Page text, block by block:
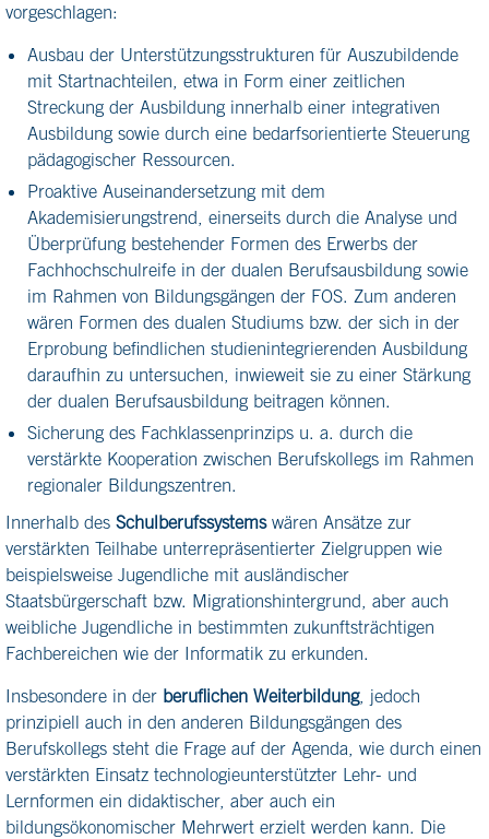
vorgeschlagen:
Ausbau der Unterstützungsstrukturen für Auszubildende
mit Startnachteilen, etwa in Form einer zeitlichen
Streckung der Ausbildung innerhalb einer integrativen
Ausbildung sowie durch eine bedarfsorientierte Steuerung
pädagogischer Ressourcen.
Proaktive Auseinandersetzung mit dem
Akademisierungstrend, einerseits durch die Analyse und
Überprüfung bestehender Formen des Erwerbs der
Fachhochschulreife in der dualen Berufsausbildung sowie
im Rahmen von Bildungsgängen der FOS. Zum anderen
wären Formen des dualen Studiums bzw. der sich in der
Erprobung befindlichen studienintegrierenden Ausbildung
daraufhin zu untersuchen, inwieweit sie zu einer Stärkung
der dualen Berufsausbildung beitragen können.
Sicherung des Fachklassenprinzips u. a. durch die
verstärkte Kooperation zwischen Berufskollegs im Rahmen
regionaler Bildungszentren.
Innerhalb des Schulberufssystems wären Ansätze zur
verstärkten Teilhabe unterrepräsentierter Zielgruppen wie
beispielsweise Jugendliche mit ausländischer
Staatsbürgerschaft bzw. Migrationshintergrund, aber auch
weibliche Jugendliche in bestimmten zukunftsträchtigen
Fachbereichen wie der Informatik zu erkunden.
Insbesondere in der beruflichen Weiterbildung, jedoch
prinzipiell auch in den anderen Bildungsgängen des
Berufskollegs steht die Frage auf der Agenda, wie durch einen
verstärkten Einsatz technologieunterstützter Lehr- und
Lernformen ein didaktischer, aber auch ein
bildungsökonomischer Mehrwert erzielt werden kann. Die